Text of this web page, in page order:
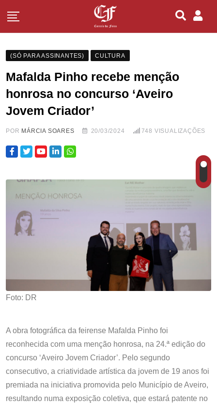
(SÓ PARA ASSINANTES) CULTURA
Mafalda Pinho recebe menção
honrosa no concurso ‘Aveiro
Jovem Criador’
POR MÁRCIA SOARES 20/03/2024 748 VISUALIZAÇÕES
Foto: DR
A obra fotográfica da feirense Mafalda Pinho foi
reconhecida com uma menção honrosa, na 24.ª edição do
concurso ‘Aveiro Jovem Criador’. Pelo segundo
consecutivo, a criatividade artística da jovem de 19 anos foi
premiada na iniciativa promovida pelo Município de Aveiro,
resultando numa exposição coletiva, que estará patente no